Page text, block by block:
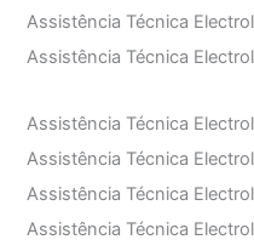
Assistência Técnica
Assistência Técnica
Assistência Técnica
Assistência Técnica
Assistência Técnica
Assistência Técnica